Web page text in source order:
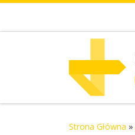
Strona Główna »